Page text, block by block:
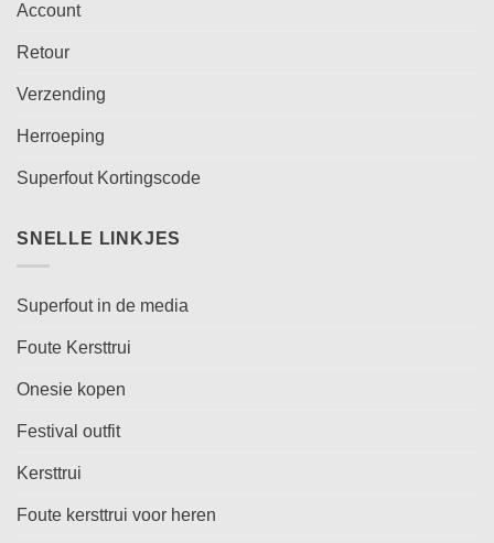
Account
Retour
Verzending
Herroeping
Superfout Kortingscode
SNELLE LINKJES
Superfout in de media
Foute Kersttrui
Onesie kopen
Festival outfit
Kersttrui
Foute kersttrui voor heren